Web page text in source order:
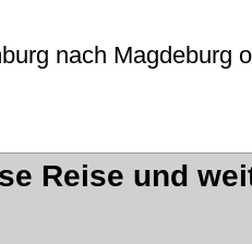
nach Magdeburg
Reise und